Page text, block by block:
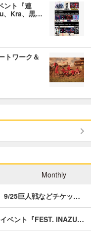
ント『連
、Kra、黒…
トワーク＆
Monthly
9/25巨人戦などチケッ…
ベント『FEST. INAZU…